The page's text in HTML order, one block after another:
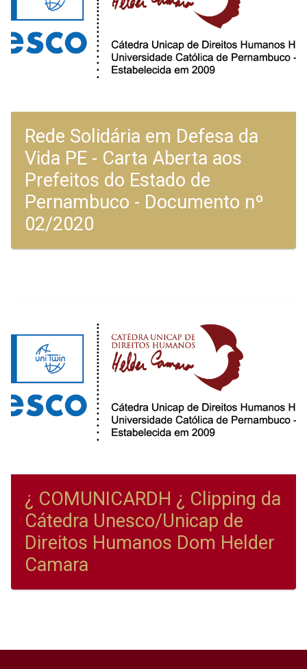
Rede Solidária em Defesa da
Vida PE - Carta Aberta aos
Prefeitos do Estado de
Pernambuco - Documento nº
02/2020
¿ COMUNICARDH ¿ Clipping da
Cátedra Unesco/Unicap de
Direitos Humanos Dom Helder
Camara